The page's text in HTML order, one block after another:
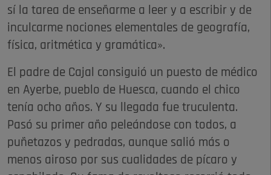
sí la tarea de enseñarme a leer y a escribir y de
inculcarme nociones elementales de geografía,
física, aritmética y gramática».
El padre de Cajal consiguió un puesto de médico
en Ayerbe, pueblo de Huesca, cuando el chico
tenía ocho años. Y su llegada fue truculenta.
Pasó su primer año peleándose con todos, a
puñetazos y pedradas, aunque salió más o
menos airoso por sus cualidades de pícaro y